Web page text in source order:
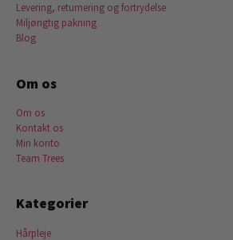
Levering, returnering og fortrydelse
Miljørigtig pakning
Blog
Om os
Om os
Kontakt os
Min konto
Team Trees
Kategorier
Hårpleje